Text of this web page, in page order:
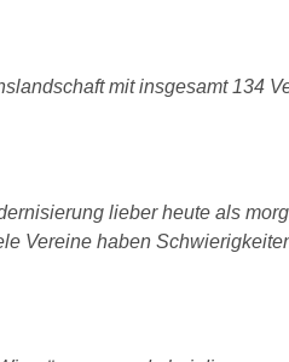
mit insgesamt 134
lieber heute als
Vereine haben